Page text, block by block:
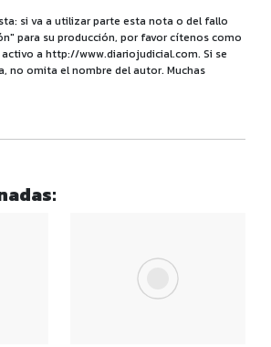
si va a utilizar parte esta nota o del fallo
para su producción, por favor cítenos como
a http://www.diariojudicial.com. Si se
no omita el nombre del autor. Muchas